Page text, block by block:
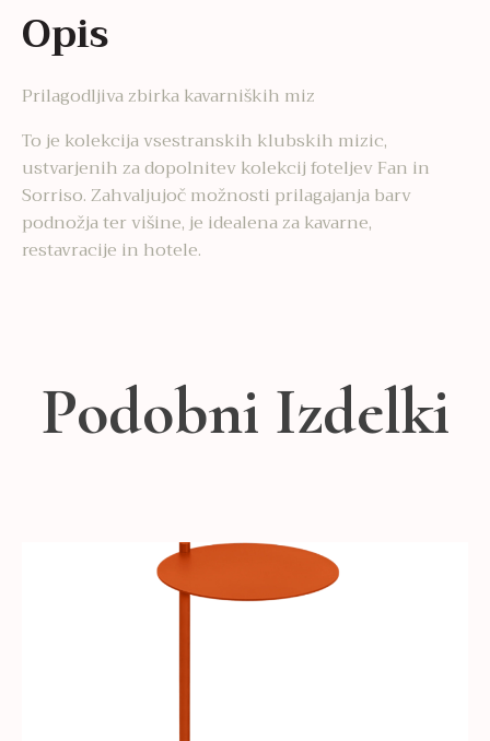
Opis
Prilagodljiva zbirka kavarniških miz
To je kolekcija vsestranskih klubskih mizic,
ustvarjenih za dopolnitev kolekcij foteljev Fan in
Sorriso. Zahvaljujoč možnosti prilagajanja barv
podnožja ter višine, je idealena za kavarne,
restavracije in hotele.
Podobni Izdelki